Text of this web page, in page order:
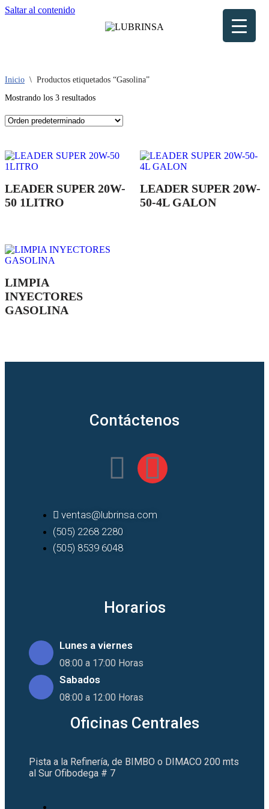
Saltar al contenido
Inicio \ Productos etiquetados “Gasolina”
Mostrando los 3 resultados
LEADER SUPER 20W-
50 1LITRO
LEADER SUPER 20W-
50-4L GALON
LIMPIA
INYECTORES
GASOLINA
Contáctenos
ventas@lubrinsa.com
(505) 2268 2280
(505) 8539 6048
Horarios
Lunes a viernes
08:00 a 17:00 Horas
Sabados
08:00 a 12:00 Horas
Oficinas Centrales
Pista a la Refinería, de BIMBO o DIMACO 200 mts
al Sur Ofibodega # 7